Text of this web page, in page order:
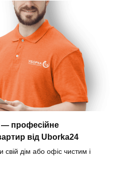
— професійне
від Uborka24
свій дім або офіс чистим і